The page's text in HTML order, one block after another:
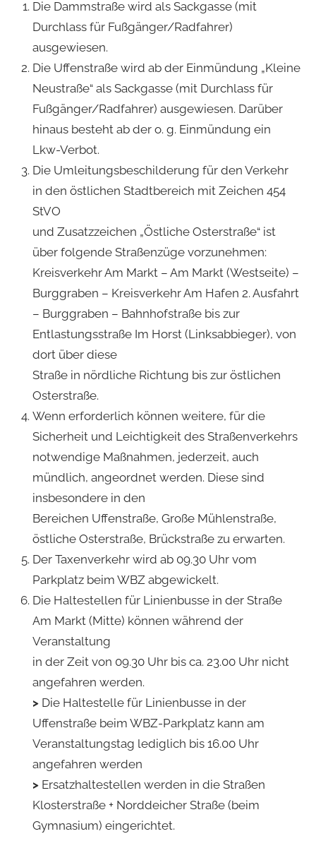
Die Dammstraße wird als Sackgasse (mit
Durchlass für Fußgänger/Radfahrer)
ausgewiesen.
Die Uffenstraße wird ab der Einmündung „Kleine
Neustraße“ als Sackgasse (mit Durchlass für
Fußgänger/Radfahrer) ausgewiesen. Darüber
hinaus besteht ab der o. g. Einmündung ein
Lkw-Verbot.
Die Umleitungsbeschilderung für den Verkehr
in den östlichen Stadtbereich mit Zeichen 454
StVO
und Zusatzzeichen „Östliche Osterstraße“ ist
über folgende Straßenzüge vorzunehmen:
Kreisverkehr Am Markt – Am Markt (Westseite) –
Burggraben – Kreisverkehr Am Hafen 2. Ausfahrt
– Burggraben – Bahnhofstraße bis zur
Entlastungsstraße Im Horst (Linksabbieger), von
dort über diese
Straße in nördliche Richtung bis zur östlichen
Osterstraße.
Wenn erforderlich können weitere, für die
Sicherheit und Leichtigkeit des Straßenverkehrs
notwendige Maßnahmen, jederzeit, auch
mündlich, angeordnet werden. Diese sind
insbesondere in den
Bereichen Uffenstraße, Große Mühlenstraße,
östliche Osterstraße, Brückstraße zu erwarten.
Der Taxenverkehr wird ab 09.30 Uhr vom
Parkplatz beim WBZ abgewickelt.
Die Haltestellen für Linienbusse in der Straße
Am Markt (Mitte) können während der
Veranstaltung
in der Zeit von 09.30 Uhr bis ca. 23.00 Uhr nicht
angefahren werden.
> Die Haltestelle für Linienbusse in der
Uffenstraße beim WBZ-Parkplatz kann am
Veranstaltungstag lediglich bis 16.00 Uhr
angefahren werden
>Ersatzhaltestellen werden in die Straßen
Klosterstraße + Norddeicher Straße (beim
Gymnasium) eingerichtet.